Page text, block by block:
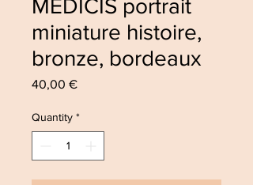
MÉDICIS portrait
miniature histoire,
bronze, bordeaux
40,00 €Price
Quantity *